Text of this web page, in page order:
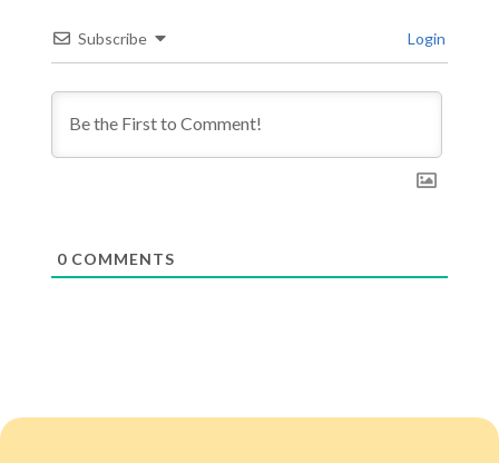
Subscribe Login
0COMMENTS